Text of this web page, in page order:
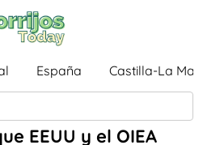
España Castilla-La
EEUU y el OIEA